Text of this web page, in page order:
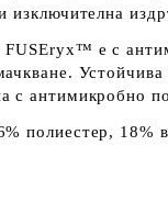
изключителна
FUSEryx™ е с
Устойчива
с антимикробно
полиестер, 18%